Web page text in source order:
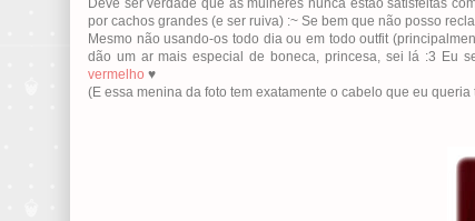
Deve ser verdade que as mulheres nunca estão satisfeitas
por cachos grandes (e ser ruiva) :~ Se bem que não posso
Mesmo não usando-os todo dia ou em todo outfit
dão um ar mais especial de boneca, princesa, sei lá :3 Eu
vermelho ♥
(E essa menina da foto tem exatamente o cabelo que eu queria